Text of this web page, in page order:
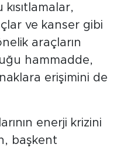
ve kanser gibi
araçların
hammadde,
erişimini de
enerji krizini
başkent